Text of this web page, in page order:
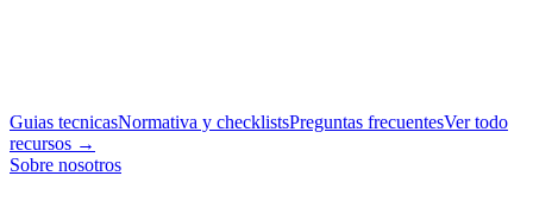
Guias tecnicasNormativa y checklistsPreguntas frecuentesVer todo
recursos →
Sobre nosotros